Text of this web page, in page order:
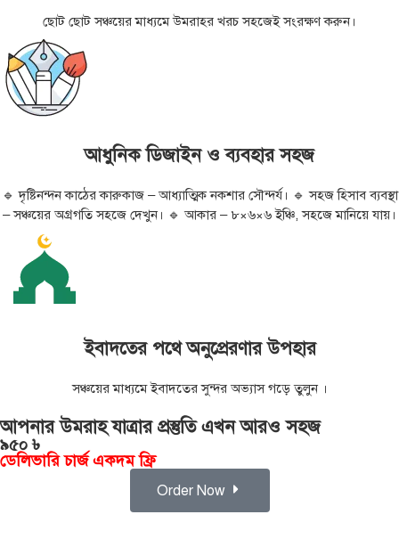
ছোট ছোট সঞ্চয়ের মাধ্যমে উমরাহর খরচ সহজেই সংরক্ষণ করুন।
আধুনিক ডিজাইন ও ব্যবহার সহজ
🔹 দৃষ্টিনন্দন কাঠের কারুকাজ – আধ্যাত্মিক নকশার সৌন্দর্য। 🔹 সহজ হিসাব ব্যবস্থা
– সঞ্চয়ের অগ্রগতি সহজে দেখুন। 🔹 আকার – ৮×৬×৬ ইঞ্চি, সহজে মানিয়ে যায়।
ইবাদতের পথে অনুপ্রেরণার উপহার
সঞ্চয়ের মাধ্যমে ইবাদতের সুন্দর অভ্যাস গড়ে তুলুন ।
আপনার উমরাহ যাত্রার প্রস্তুতি এখন আরও সহজ
৯৫০ ৳
ডেলিভারি চার্জ একদম ফ্রি
Order Now